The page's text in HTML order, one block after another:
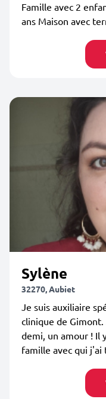
Famille avec 2
ans Maison avec
Sylène
32270, Aubiet
Je suis auxiliaire
clinique de
demi, un amour ! Il
famille avec qui